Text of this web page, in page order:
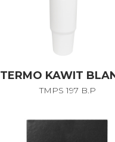
TERMO KAWIT
TMPS 197 B.P